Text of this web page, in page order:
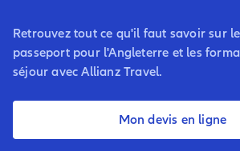
Retrouvez tout ce qu'il faut savoir sur
passeport pour l'Angleterre et les
séjour avec Allianz Travel.
Mon devis en ligne